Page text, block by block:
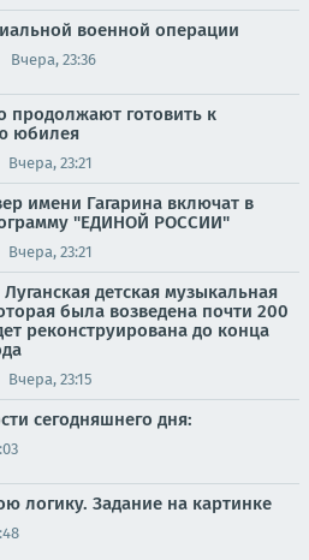
военной операции
Вчера, 23:36
продолжают готовить к
юбилея
Вчера, 23:21
имени Гагарина включат в
"ЕДИНОЙ РОССИИ"
Вчера, 23:21
детская музыкальная
была возведена почти 200
реконструирована до конца
Вчера, 23:15
сегодняшнего дня:
логику. Задание на картинке